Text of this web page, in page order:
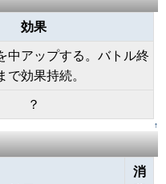
効果
中アップする。バトル終
で効果持続。
？
↑
消